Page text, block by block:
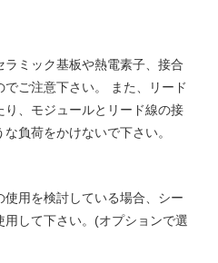
ミック基板や熱電素子、接合
ご注意下さい。 また、リード
、モジュールとリード線の接
負荷をかけないで下さい。
用を検討している場合、シー
用して下さい。(オプションで選